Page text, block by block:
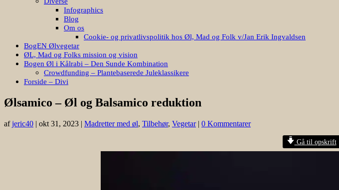
Infographics
Blog
Om os
Cookie- og privatlivspolitik hos Øl, Mad og Folk v/Jan Erik Ingvaldsen
BogEN Ølvegetar
ØL, Mad og Folks mission og vision
Bogen Øl i Kålrabi – Den Sunde Kombination
Crowdfunding – Plantebaserede Juleklassikere
Forside – Divi
Ølsamico – Øl og Balsamico reduktion
afjeric40 | okt 31, 2023 | Madretter med øl, Tilbehør, Vegetar| 0 Kommentarer
Gå til opskrift